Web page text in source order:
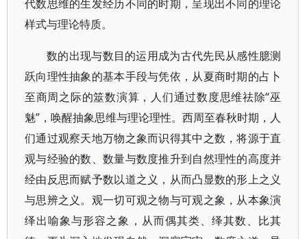
代数思维的生发经历不同的时期，呈现出不同的理论
样式与理论特质。
数的出现与数目的运用成为古代先民从感性臆测
跃向理性抽象的基本手段与凭依，从夏商时期的占卜
至商周之际的筮数演算，人们通过数度思维祛除“巫
魅”，唤醒抽象思维与理论理性。西周至春秋时期，人
们通过观察天地万物之象而识得其中之数，将源于直
观与经验的数、数量与数度推升到自然理性的高度并
经由反思而赋予数以道之义，从而凸显数的形上之义
与思辨之义。观一切可观之物与可观之象，从本象演
绎出喻象与形容之象，从而偶其类、绎其数、比其